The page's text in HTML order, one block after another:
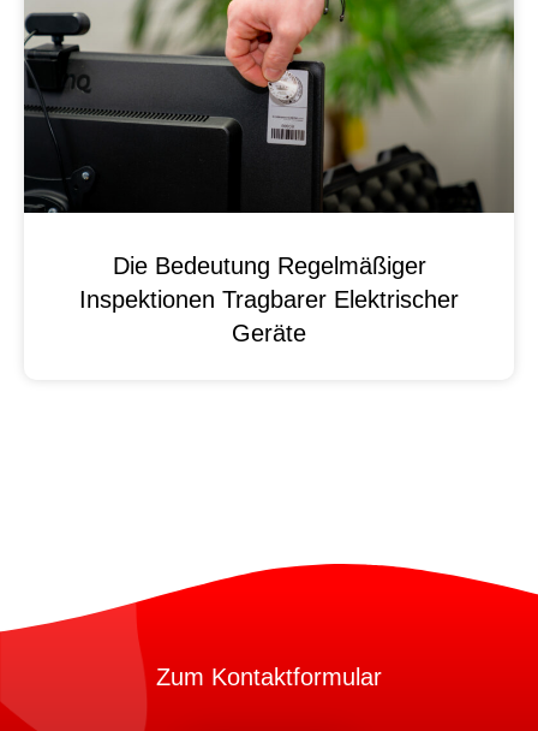
Die Bedeutung Regelmäßiger
Inspektionen Tragbarer Elektrischer
Geräte
Zum Kontaktformular